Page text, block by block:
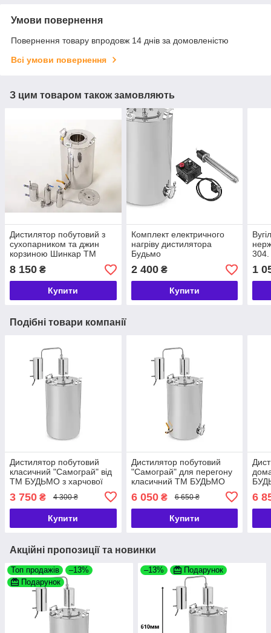
Умови повернення
Повернення товару впродовж 14 днів за домовленістю
Всі умови повернення
З цим товаром також замовляють
Дистилятор побутовий з
сухопарником та джин
корзиною Шинкар ТМ
перегону нержавіюча
сталь
8 150 ₴
Купити
Комплект електричного
нагріву дистилятора
Будьмо
2 400₴
Купити
304.
1
Подібні товари компанії
Дистилятор побутовий
класичний "Самограй" від
ТМ БУДЬМО з харчової
сухопарником
3 750 ₴ 4 300 ₴
Купити
Дистилятор побутовий
"Самограй" для перегону
класичний ТМ БУДЬМО
сухопарником класичний
6 050₴ 6 650 ₴
Купити
6
Акційні пропозиції та новинки
Топ продажів
–13%
Подарунок
–13% Подарунок